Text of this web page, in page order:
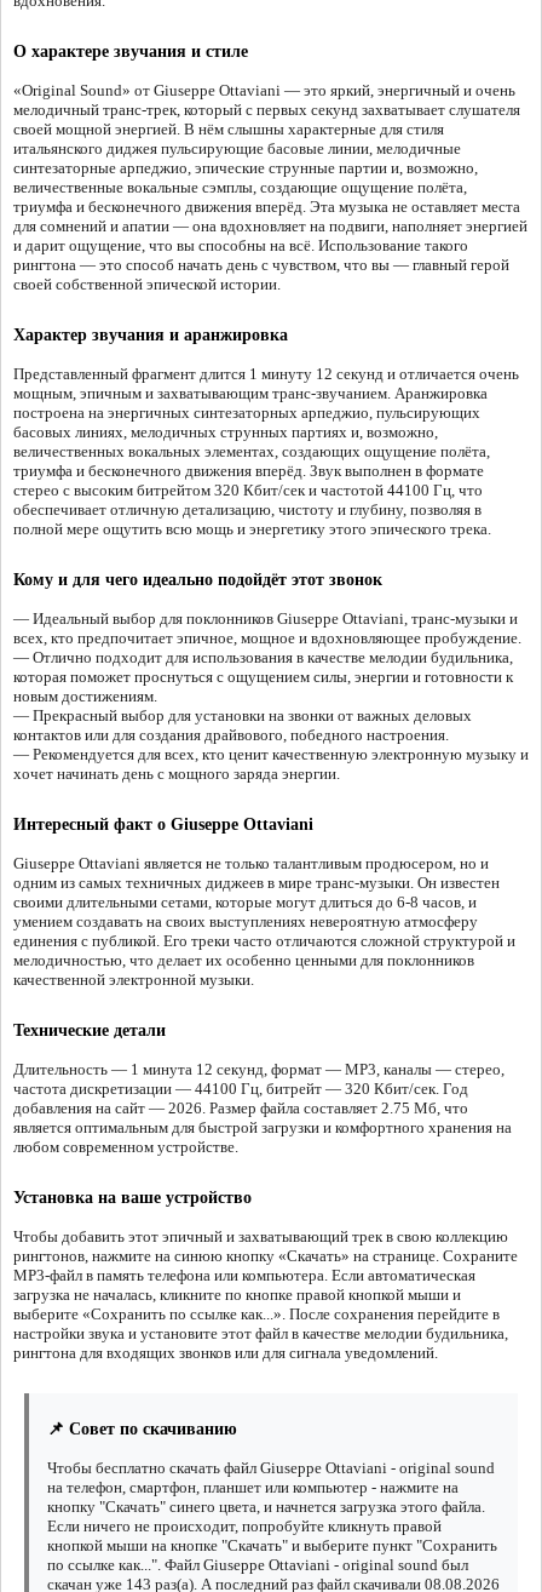
О характере звучания и стиле
«Original Sound» от Giuseppe Ottaviani — это яркий, энергичный и очень
мелодичный транс-трек, который с первых секунд захватывает слушателя
своей мощной энергией. В нём слышны характерные для стиля
итальянского диджея пульсирующие басовые линии, мелодичные
синтезаторные арпеджио, эпические струнные партии и, возможно,
величественные вокальные сэмплы, создающие ощущение полёта,
триумфа и бесконечного движения вперёд. Эта музыка не оставляет места
для сомнений и апатии — она вдохновляет на подвиги, наполняет энергией
и дарит ощущение, что вы способны на всё. Использование такого
рингтона — это способ начать день с чувством, что вы — главный герой
своей собственной эпической истории.
Характер звучания и аранжировка
Представленный фрагмент длится 1 минуту 12 секунд и отличается очень
мощным, эпичным и захватывающим транс-звучанием. Аранжировка
построена на энергичных синтезаторных арпеджио, пульсирующих
басовых линиях, мелодичных струнных партиях и, возможно,
величественных вокальных элементах, создающих ощущение полёта,
триумфа и бесконечного движения вперёд. Звук выполнен в формате
стерео с высоким битрейтом 320 Кбит/сек и частотой 44100 Гц, что
обеспечивает отличную детализацию, чистоту и глубину, позволяя в
полной мере ощутить всю мощь и энергетику этого эпического трека.
Кому и для чего идеально подойдёт этот звонок
— Идеальный выбор для поклонников Giuseppe Ottaviani, транс-музыки и
всех, кто предпочитает эпичное, мощное и вдохновляющее пробуждение.
— Отлично подходит для использования в качестве мелодии будильника,
которая поможет проснуться с ощущением силы, энергии и готовности к
новым достижениям.
— Прекрасный выбор для установки на звонки от важных деловых
контактов или для создания драйвового, победного настроения.
— Рекомендуется для всех, кто ценит качественную электронную музыку и
хочет начинать день с мощного заряда энергии.
Интересный факт о Giuseppe Ottaviani
Giuseppe Ottaviani является не только талантливым продюсером, но и
одним из самых техничных диджеев в мире транс-музыки. Он известен
своими длительными сетами, которые могут длиться до 6-8 часов, и
умением создавать на своих выступлениях невероятную атмосферу
единения с публикой. Его треки часто отличаются сложной структурой и
мелодичностью, что делает их особенно ценными для поклонников
качественной электронной музыки.
Технические детали
Длительность — 1 минута 12 секунд, формат — MP3, каналы — стерео,
частота дискретизации — 44100 Гц, битрейт — 320 Кбит/сек. Год
добавления на сайт — 2026. Размер файла составляет 2.75 Мб, что
является оптимальным для быстрой загрузки и комфортного хранения на
любом современном устройстве.
Установка на ваше устройство
Чтобы добавить этот эпичный и захватывающий трек в свою коллекцию
рингтонов, нажмите на синюю кнопку «Скачать» на странице. Сохраните
MP3-файл в память телефона или компьютера. Если автоматическая
загрузка не началась, кликните по кнопке правой кнопкой мыши и
выберите «Сохранить по ссылке как...». После сохранения перейдите в
настройки звука и установите этот файл в качестве мелодии будильника,
рингтона для входящих звонков или для сигнала уведомлений.
📌 Совет по скачиванию
Чтобы бесплатно скачать файл Giuseppe Ottaviani - original sound
на телефон, смартфон, планшет или компьютер - нажмите на
кнопку "Скачать" синего цвета, и начнется загрузка этого файла.
Если ничего не происходит, попробуйте кликнуть правой
кнопкой мыши на кнопке "Скачать" и выберите пункт "Сохранить
по ссылке как...". Файл Giuseppe Ottaviani - original sound был
скачан уже 143 раз(а). А последний раз файл скачивали 08.08.2026